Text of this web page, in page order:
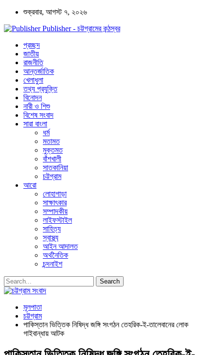
শুক্রবার, আগস্ট ৭, ২০২৬
Publisher - চট্টগ্রামের কন্ঠস্বর
প্রচ্ছদ
জাতীয়
রাজনীতি
আন্তর্জাতিক
খেলাধুলা
তথ্য প্রযুক্তি
বিনোদন
নারী ও শিশু
বিশেষ সংবাদ
সারা বাংলা
ধর্ম
মতামত
মুক্তমত
বাঁশখালী
সাতকানিয়া
চট্টগ্রাম
আরো
লোহাগাড়া
সাক্ষাৎকার
সম্পাদকীয়
লাইফস্টাইল
সাহিত্য
স্বাস্থ্য
আইন আদালত
অর্থনৈতিক
চন্দনাইশ
মূলপাতা
চট্টগ্রাম
পাকিস্তান ভিত্তিক নিষিদ্ধ জঙ্গি সংগঠন তেহরিক-ই-তালেবানের লোক
গাইবান্ধায় আটক